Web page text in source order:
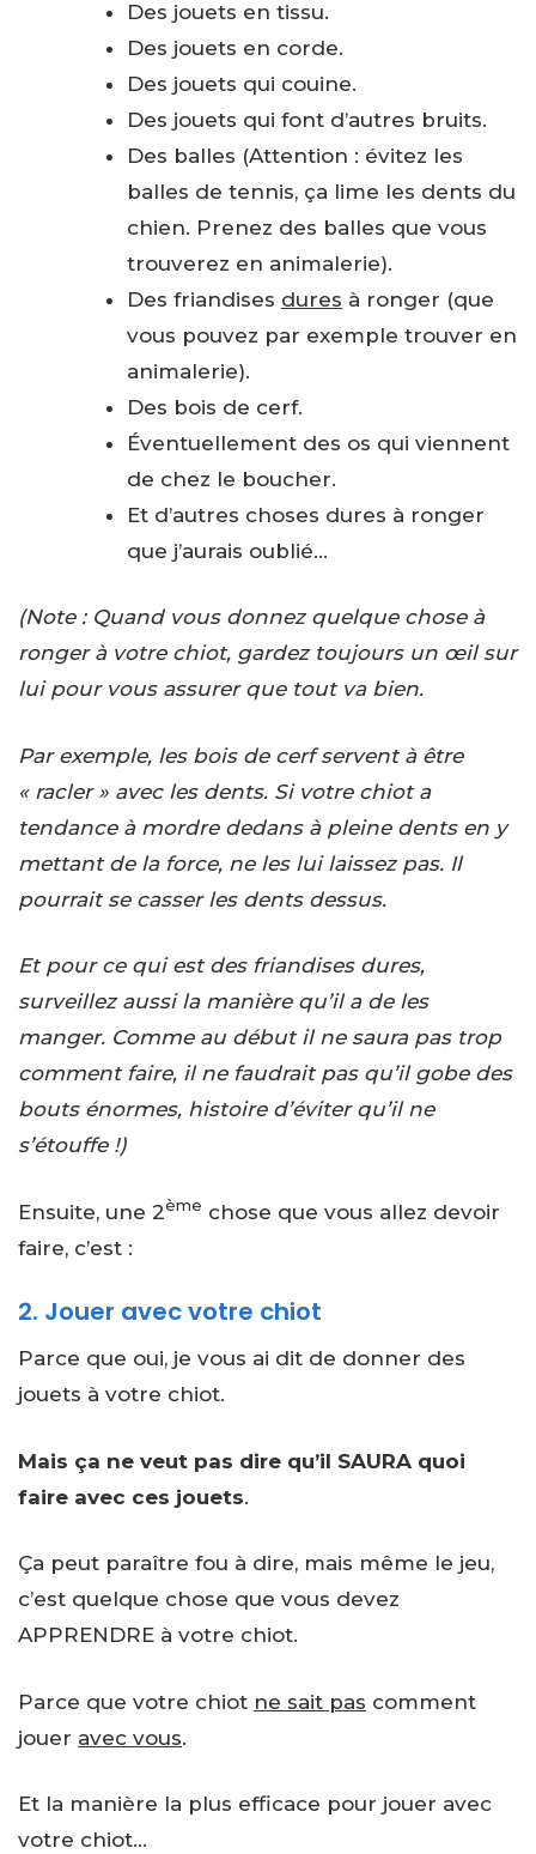
Des jouets en tissu.
Des jouets en corde.
Des jouets qui couine.
Des jouets qui font d’autres bruits.
Des balles (Attention : évitez les
balles de tennis, ça lime les dents du
chien. Prenez des balles que vous
trouverez en animalerie).
Des friandises dures à ronger (que
vous pouvez par exemple trouver en
animalerie).
Des bois de cerf.
Éventuellement des os qui viennent
de chez le boucher.
Et d’autres choses dures à ronger
que j’aurais oublié…
(Note : Quand vous donnez quelque chose à
ronger à votre chiot, gardez toujours un œil sur
lui pour vous assurer que tout va bien.
Par exemple, les bois de cerf servent à être
« racler » avec les dents. Si votre chiot a
tendance à mordre dedans à pleine dents en y
mettant de la force, ne les lui laissez pas. Il
pourrait se casser les dents dessus.
Et pour ce qui est des friandises dures,
surveillez aussi la manière qu’il a de les
manger. Comme au début il ne saura pas trop
comment faire, il ne faudrait pas qu’il gobe des
bouts énormes, histoire d’éviter qu’il ne
s’étouffe !)
Ensuite, une 2ème chose que vous allez devoir
faire, c’est :
2. Jouer avec votre chiot
Parce que oui, je vous ai dit de donner des
jouets à votre chiot.
Mais ça ne veut pas dire qu’il SAURA quoi
faire avec ces jouets.
Ça peut paraître fou à dire, mais même le jeu,
c’est quelque chose que vous devez
APPRENDRE à votre chiot.
Parce que votre chiot ne sait pas comment
jouer avec vous.
Et la manière la plus efficace pour jouer avec
votre chiot…